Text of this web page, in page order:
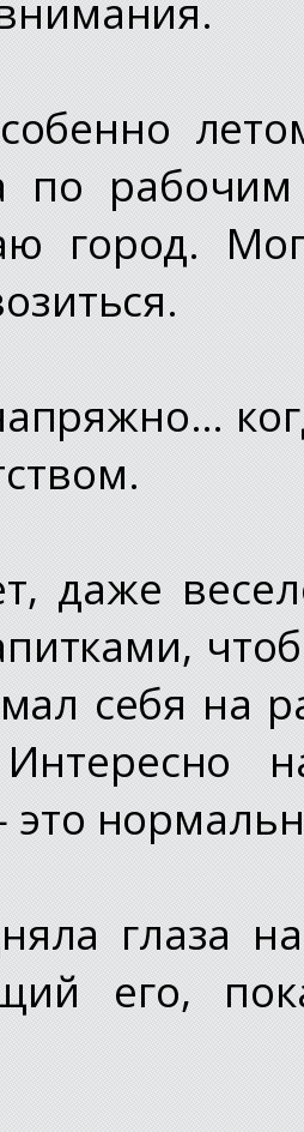
по рабочим
город.
даже
себя на
глаза
его,